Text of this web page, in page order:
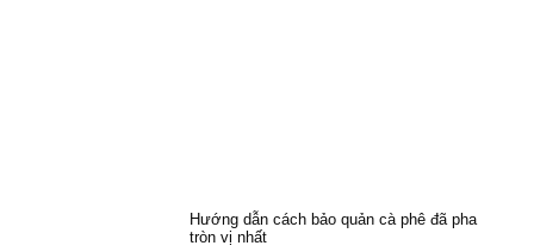
Hướng dẫn cách bảo quản cà phê đã pha
tròn vị nhất